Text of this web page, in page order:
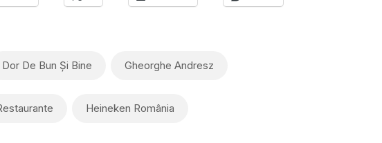
Dor De Bun Și Bine Gheorghe Andresz
Heineken România